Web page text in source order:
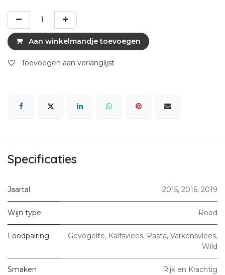
Aan winkelmandje toevoegen
Toevoegen aan verlanglijst
Specificaties
Jaartal 2015, 2016, 2019
Wijn type Rood
Foodpairing Gevogelte, Kalfsvlees, Pasta, Varkensvlees,
Wild
Smaken Rijk en Krachtig